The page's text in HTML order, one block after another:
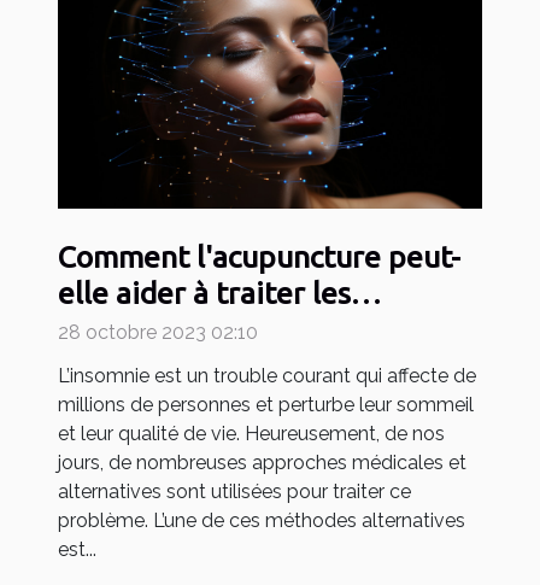
Comment l'acupuncture peut-
elle aider à traiter les
problèmes d'insomnie ?
28 octobre 2023 02:10
L’insomnie est un trouble courant qui affecte de
millions de personnes et perturbe leur sommeil
et leur qualité de vie. Heureusement, de nos
jours, de nombreuses approches médicales et
alternatives sont utilisées pour traiter ce
problème. L’une de ces méthodes alternatives
est...